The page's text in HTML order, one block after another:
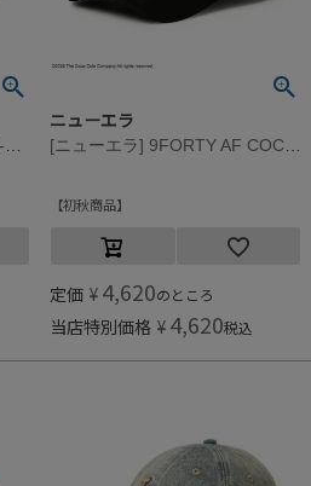
ニューエラ
初秋商品
定価 ¥ 4,620のところ
当店特別価格 ¥ 4,620税込